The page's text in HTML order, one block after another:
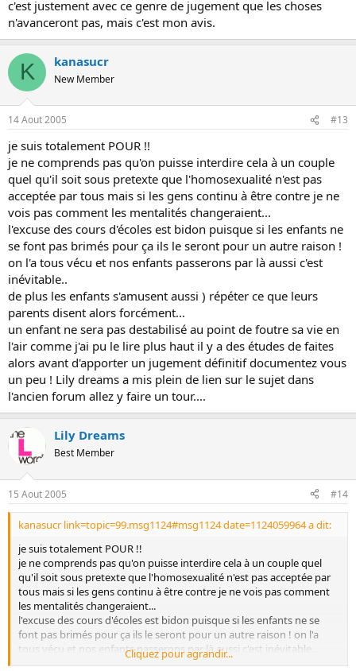
c'est justement avec ce genre de jugement que les choses
n'avanceront pas, mais c'est mon avis.
K kanasucr
New Member
14 Aout 2005 #13
je suis totalement POUR !!
je ne comprends pas qu'on puisse interdire cela à un couple
quel qu'il soit sous pretexte que l'homosexualité n'est pas
acceptée par tous mais si les gens continu à être contre je ne
vois pas comment les mentalités changeraient...
l'excuse des cours d'écoles est bidon puisque si les enfants ne
se font pas brimés pour ça ils le seront pour un autre raison !
on l'a tous vécu et nos enfants passerons par là aussi c'est
inévitable..
de plus les enfants s'amusent aussi ) répéter ce que leurs
parents disent alors forcément...
un enfant ne sera pas destabilisé au point de foutre sa vie en
l'air comme j'ai pu le lire plus haut il y a des études de faites
alors avant d'apporter un jugement définitif documentez vous
un peu ! Lily dreams a mis plein de lien sur le sujet dans
l'ancien forum allez y faire un tour....
Lily Dreams
Best Member
15 Aout 2005 #14
kanasucr link=topic=99.msg1124#msg1124 date=1124059964 a dit:
je suis totalement POUR !!
je ne comprends pas qu'on puisse interdire cela à un couple quel
qu'il soit sous pretexte que l'homosexualité n'est pas acceptée par
tous mais si les gens continu à être contre je ne vois pas comment
les mentalités changeraient...
l'excuse des cours d'écoles est bidon puisque si les enfants ne se
font pas brimés pour ça ils le seront pour un autre raison ! on l'a
tous vécu et nos enfants passerons par là aussi c'est inévitable..
de plus les enfants s'amusent aussi ) répéter ce que leurs parents
Cliquez pour agrandir...